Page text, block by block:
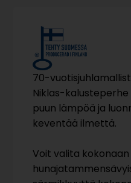
70-
Niklas-kalusteperhe
puun lämpöä ja
keventää ilmettä.
Voit valita kokonaan